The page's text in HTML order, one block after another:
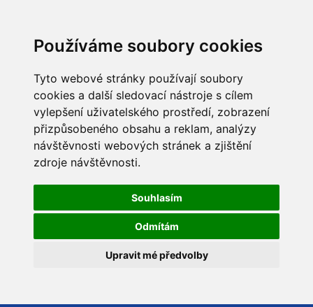
Používáme soubory cookies
Tyto webové stránky používají soubory
cookies a další sledovací nástroje s cílem
vylepšení uživatelského prostředí, zobrazení
přizpůsobeného obsahu a reklam, analýzy
návštěvnosti webových stránek a zjištění
zdroje návštěvnosti.
Souhlasím
Odmítám
Upravit mé předvolby